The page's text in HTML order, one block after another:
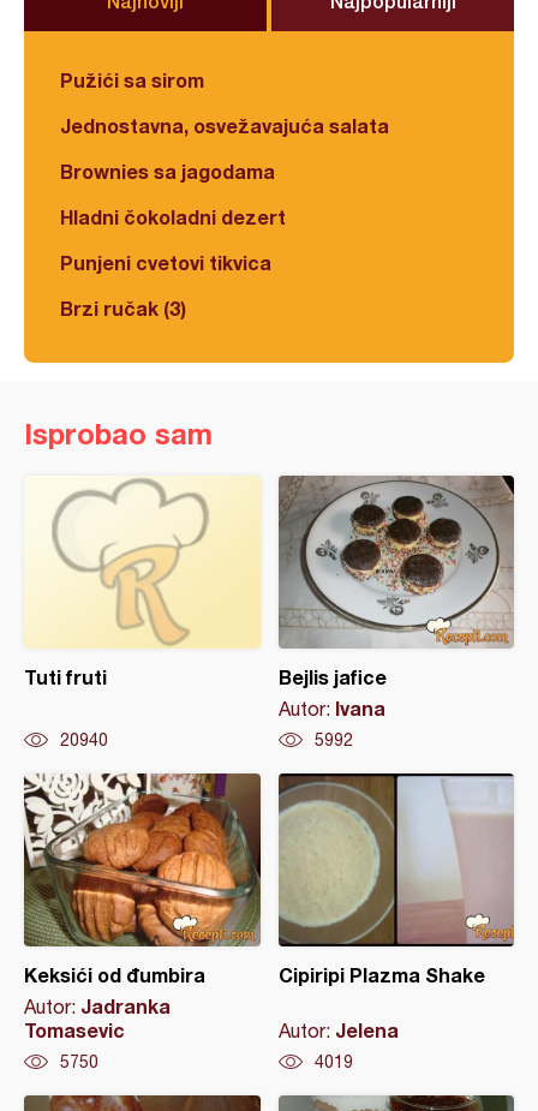
Pužići sa sirom
Jednostavna, osvežavajuća salata
Brownies sa jagodama
Hladni čokoladni dezert
Punjeni cvetovi tikvica
Brzi ručak (3)
Isprobao sam
Tuti fruti
20940
Bejlis jafice
Autor: Ivana
5992
Keksići od đumbira
Autor: Jadranka
Tomasevic
5750
Cipiripi Plazma Shake
Autor: Jelena
4019